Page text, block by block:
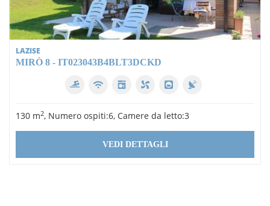
LAZISE
MIRÒ 8 - IT023043B4BLT3DCKD
130 m2, Numero ospiti:6, Camere da letto:3
VEDI DETTAGLI